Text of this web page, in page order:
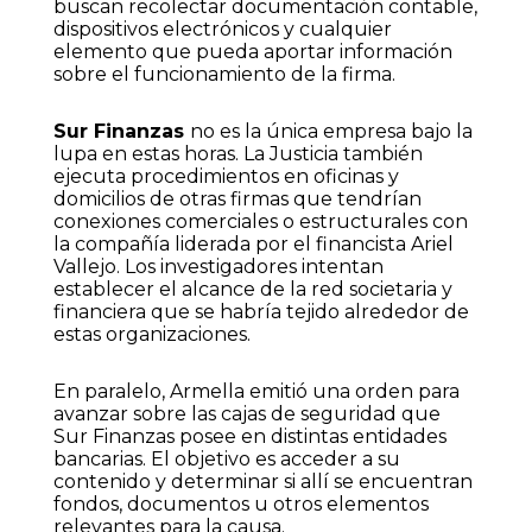
buscan recolectar documentación contable,
dispositivos electrónicos y cualquier
elemento que pueda aportar información
sobre el funcionamiento de la firma.
Sur Finanzas no es la única empresa bajo la
lupa en estas horas. La Justicia también
ejecuta procedimientos en oficinas y
domicilios de otras firmas que tendrían
conexiones comerciales o estructurales con
la compañía liderada por el financista Ariel
Vallejo. Los investigadores intentan
establecer el alcance de la red societaria y
financiera que se habría tejido alrededor de
estas organizaciones.
En paralelo, Armella emitió una orden para
avanzar sobre las cajas de seguridad que
Sur Finanzas posee en distintas entidades
bancarias. El objetivo es acceder a su
contenido y determinar si allí se encuentran
fondos, documentos u otros elementos
relevantes para la causa.